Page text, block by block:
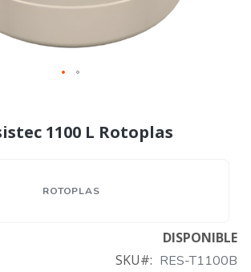
1100 L Rotoplas
ROTOPLAS
DISPONIBLE
SKU
RES-T1100B